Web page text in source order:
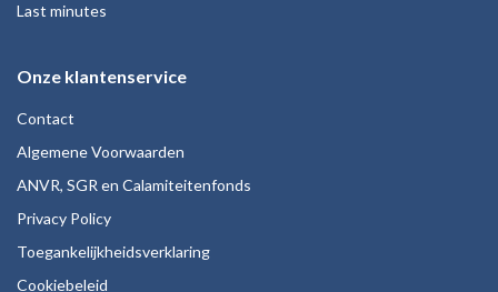
Last minutes
Onze klantenservice
Contact
Algemene Voorwaarden
ANVR, SGR en Calamiteitenfonds
Privacy Policy
Toegankelijkheidsverklaring
Cookiebeleid